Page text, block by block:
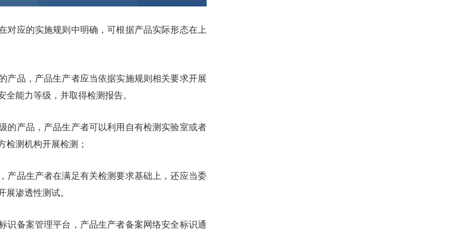
对应的实施规则中明确，可根据产品实际形态在上
产品，产品生产者应当依据实施规则相关要求开展
全能力等级，并取得检测报告。
的产品，产品生产者可以利用自有检测实验室或者
检测机构开展检测；
产品生产者在满足有关检测要求基础上，还应当委
展渗透性测试。
识备案管理平台，产品生产者备案网络安全标识通